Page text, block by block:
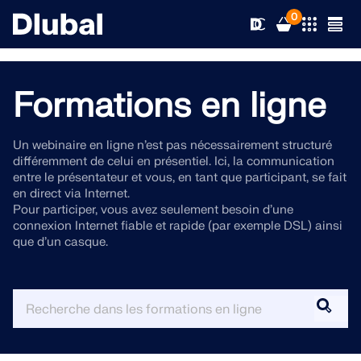
0
Secteurs d’activités
Champs d'application
Services en ligne
Produits
RFEM 6
Support technique
Formations
Service
Nouveautés
Formations
Ressources
Télécharger la version complète
Formation
Formations en ligne
Un webinaire en ligne n’est pas nécessairement structuré
différemment de celui en présentiel. Ici, la communication
entre le présentateur et vous, en tant que participant, se fait
en direct via Internet.
Pour participer, vous avez seulement besoin d’une
connexion Internet fiable et rapide (par exemple DSL) ainsi
que d’un casque.